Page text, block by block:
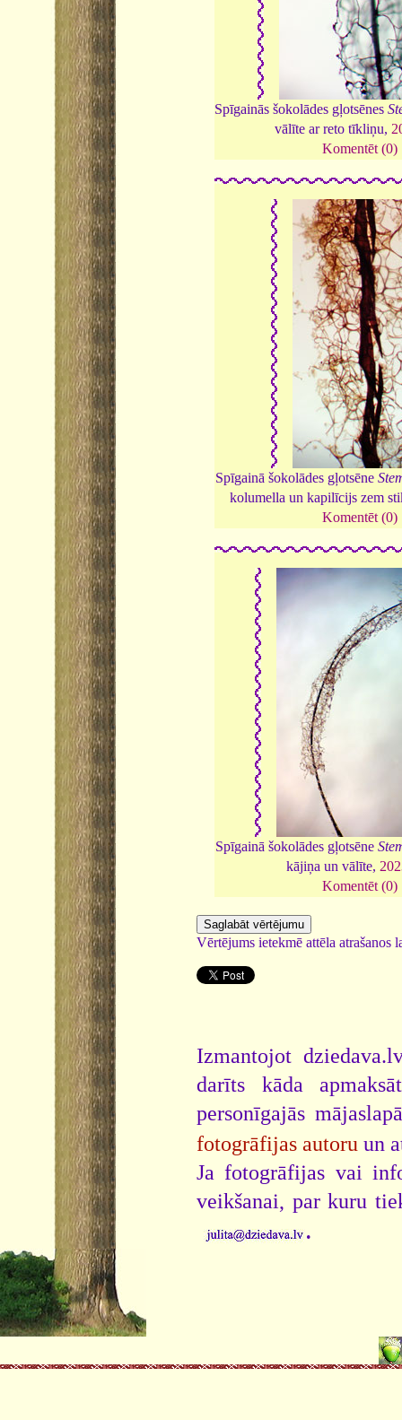
Spīgainās šokolādes gļotsēnes
vālīte ar reto tīkliņu,
Komentēt (0)
Spīgainā šokolādes gļotsēne
kolumella un kapilīcijs zem
Komentēt (0)
Spīgainā šokolādes gļotsēne
kājiņa un vālīte,
Komentēt (0)
Vērtējums ietekmē attēla atrašanos
Izmantojot
darīts kāda
personīgajās
fotogrāfijas autoru un
Ja fotogrāfijas vai
veikšanai, par kuru
.